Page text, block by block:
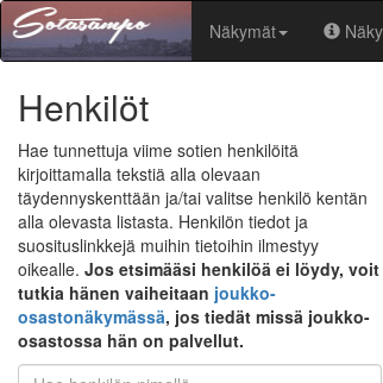
Näkymät
Henkilöt
Hae tunnettuja viime sotien henkilöitä
kirjoittamalla tekstiä alla olevaan
täydennyskenttään ja/tai valitse henkilö kentän
alla olevasta listasta. Henkilön tiedot ja
suosituslinkkejä muihin tietoihin ilmestyy
oikealle. Jos etsimääsi henkilöä ei löydy, voit
tutkia hänen vaiheitaan joukko-
osastonäkymässä, jos tiedät missä joukko-
osastossa hän on palvellut.